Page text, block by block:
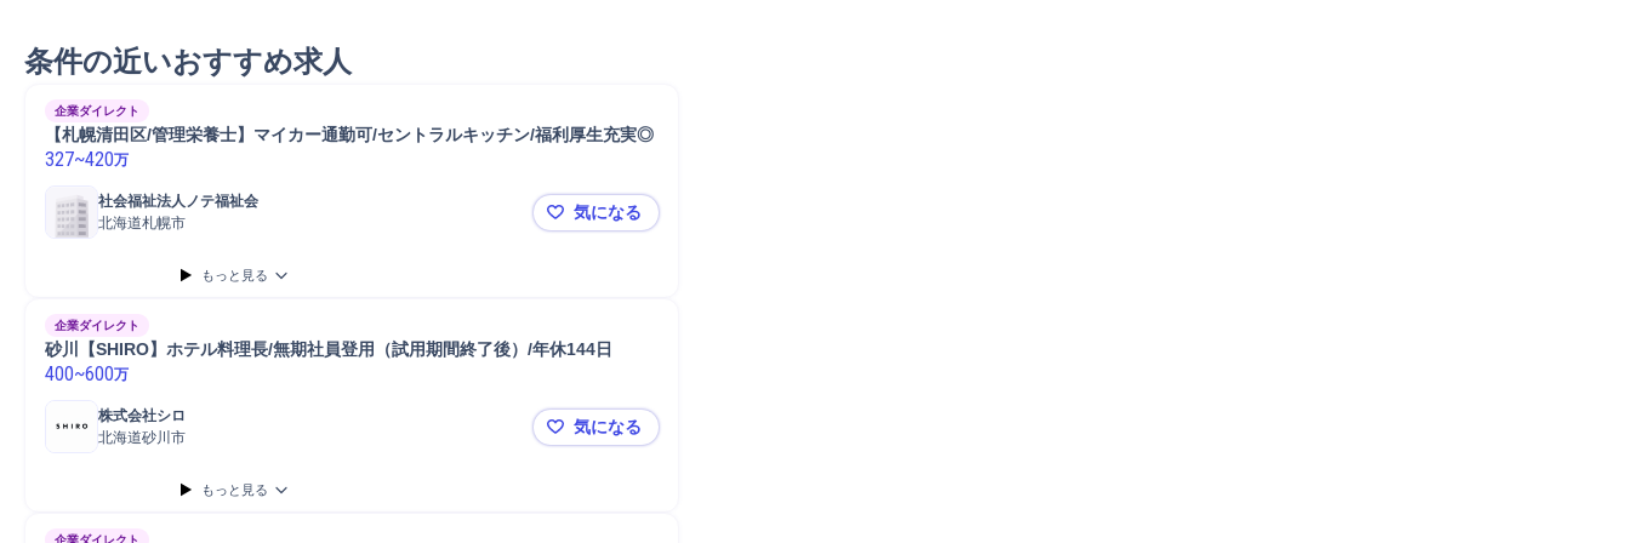
条件の近いおすすめ求人
企業ダイレクト
【札幌清田区/管理栄養士】マイカー通勤可/セントラルキッチン/福利厚生充実◎
327~420万
社会福祉法人ノテ福祉会
北海道札幌市
【札幌清田区/管理栄養士】マイカー通勤可/セントラルキッチン/福利厚生充実◎
気になる
もっと見る
企業ダイレクト
砂川【SHIRO】ホテル料理長/無期社員登用（試用期間終了後）/年休144日
400~600万
株式会社シロ
北海道砂川市
砂川【SHIRO】ホテル料理長/無期社員登用（試用期間終了後）/年休144日
気になる
もっと見る
企業ダイレクト